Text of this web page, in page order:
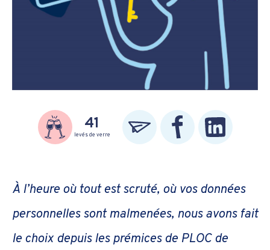
41
levés de verre
À l’heure où tout est scruté, où vos données
personnelles sont malmenées, nous avons fait
le choix depuis les prémices de PLOC de